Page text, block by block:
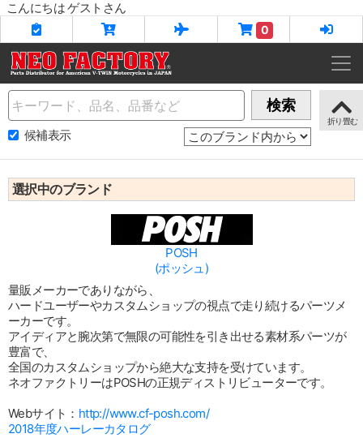
こんにちは ゲストさん
0
Name 検索
候補表示
選択中のブランド
POSH
(ポッシュ)
量販メーカーでありながら、
ハードユーザーやカスタムショップの視点で走り続けるパーツメ
ーカーです。
アイディアと腕次第で無限の可能性を引き出せる素材系パーツが
豊富で、
全国のカスタムショップから絶大な支持を受けています。
ネオファクトリーはPOSHの正規ディストリビューターです。
Webサイト： http://www.cf-posh.com/
2018年度ハーレーカタログ